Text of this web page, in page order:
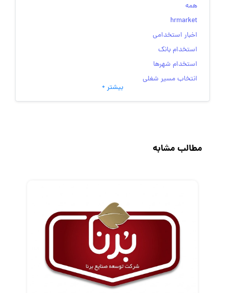
همه
hrmarket
اخبار استخدامی
استخدام بانک
استخدام شهرها
انتخاب مسیر شغلی
به‌روزرسانی‌های سایت (کارجویی)
رزومه
گزارش‌های آماری
معرفی متخصصان منابع انسانی
بیشتر +
مطالب مشابه